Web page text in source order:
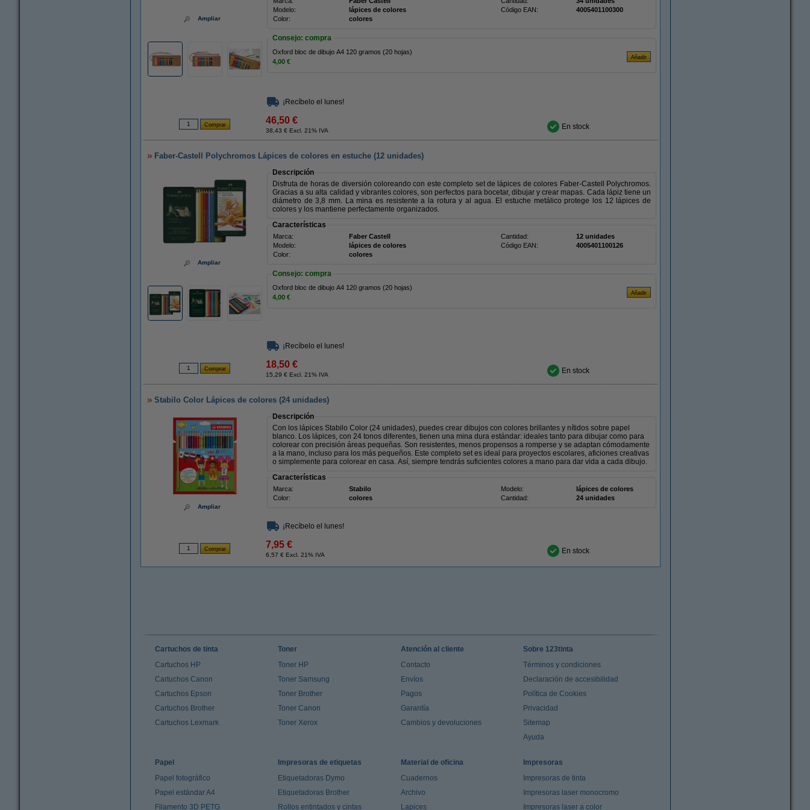
Ampliar
Modelo:
lápices de colores Código EAN:
4005401100300
Color:
colores
Consejo: compra
Oxford bloc de dibujo A4 120 gramos (20 hojas)
4,00 €
¡Recíbelo el lunes!
46,50 €
38,43 € Excl. 21% IVA En stock
Faber-Castell Polychromos Lápices de colores en estuche (12 unidades)
Ampliar
Descripción
Disfruta de horas de diversión coloreando con este completo set de lápices de colores Faber-Castell Polychromos.
Gracias a su alta calidad y vibrantes colores, son perfectos para bocetar, dibujar y crear mapas. Cada lápiz tiene un
diámetro de 3,8 mm. La mina es resistente a la rotura y al agua. El estuche metálico protege los 12 lápices de
colores y los mantiene perfectamente organizados.
Características
Marca: Faber Castell Cantidad:
12 unidades
Modelo:
lápices de colores Código EAN:
4005401100126
Color:
colores
Consejo: compra
Oxford bloc de dibujo A4 120 gramos (20 hojas)
4,00 €
¡Recíbelo el lunes!
18,50 €
15,29 € Excl. 21% IVA En stock
Stabilo Color Lápices de colores (24 unidades)
Ampliar
Descripción
Con los lápices Stabilo Color (24 unidades), puedes crear dibujos con colores brillantes y nítidos sobre papel
blanco. Los lápices, con 24 tonos diferentes, tienen una mina dura estándar: ideales tanto para dibujar como para
colorear con precisión áreas pequeñas. Son resistentes, menos propensos a romperse y se adaptan cómodamente
a la mano, incluso para los más pequeños. Este completo set es ideal para proyectos escolares, aficiones creativas
o simplemente para colorear en casa. Así, siempre tendrás suficientes colores a mano para dar vida a cada dibujo.
Características
Marca: Stabilo Modelo:
lápices de colores
Color:
colores Cantidad: 24 unidades
¡Recíbelo el lunes!
7,95 €
6,57 € Excl. 21% IVA En stock
Cartuchos de tinta
Cartuchos HP
Cartuchos Canon
Cartuchos Epson
Cartuchos Brother
Cartuchos Lexmark
Toner
Toner HP
Toner Samsung
Toner Brother
Toner Canon
Toner Xerox
Atención al cliente
Contacto
Envíos
Pagos
Garantía
Cambios y devoluciones
Sobre 123tinta
Términos y condiciones
Declaración de accesibilidad
Política de Cookies
Privacidad
Sitemap
Ayuda
Papel
Papel fotográfico
Papel estándar A4
Filamento 3D PETG
Impresoras de etiquetas
Etiquetadoras Dymo
Etiquetadoras Brother
Rollos entintados y cintas
Material de oficina
Cuadernos
Archivo
Lapices
Impresoras
Impresoras de tinta
Impresoras laser monocromo
Impresoras laser a color